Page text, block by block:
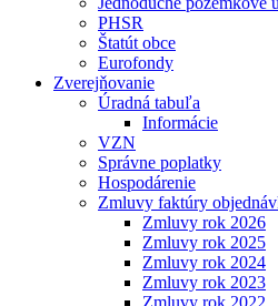
PHSR
Štatút obce
Eurofondy
Zverejňovanie
Úradná tabuľa
Informácie
VZN
Správne poplatky
Hospodárenie
Zmluvy faktúry
Zmluvy rok 2026
Zmluvy rok 2025
Zmluvy rok 2024
Zmluvy rok 2023
Zmluvy rok 2022